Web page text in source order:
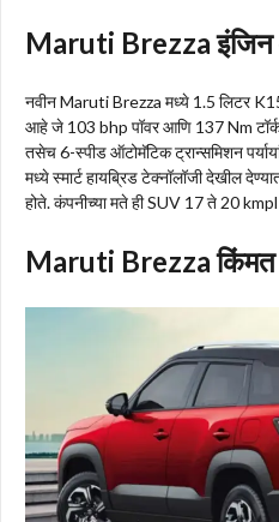
Maruti Brezza इंजिन
नवीन Maruti Brezza मध्ये 1.5 लिटर
आहे जे 103 bhp पॉवर आणि 137 Nm
तसेच 6-स्पीड ऑटोमॅटिक ट्रान्समिशन
मध्ये स्मार्ट हायब्रिड टेक्नॉलॉजी देखील
होते. कंपनीच्या मते ही SUV 17 ते 20
Maruti Brezza किंमत